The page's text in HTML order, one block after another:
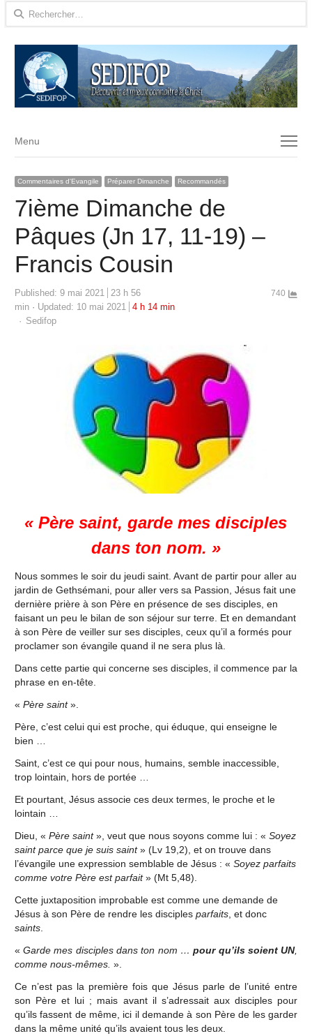
Rechercher :
Menu
Menu
Commentaires d'Evangile Préparer Dimanche Recommandés
7ième Dimanche de
Pâques (Jn 17, 11-19) –
Francis Cousin
Published: 9 mai 2021
23 h 56
min
Updated: 10 mai 2021
4 h 14 min
Author
Sedifop
740
« Père saint, garde mes disciples
dans ton nom. »
Nous sommes le soir du jeudi saint. Avant de partir pour aller au
jardin de Gethsémani, pour aller vers sa Passion, Jésus fait une
dernière prière à son Père en présence de ses disciples, en
faisant un peu le bilan de son séjour sur terre. Et en demandant
à son Père de veiller sur ses disciples, ceux qu’il a formés pour
proclamer son évangile quand il ne sera plus là.
Dans cette partie qui concerne ses disciples, il commence par la
phrase en en-tête.
« Père saint».
Père, c’est celui qui est proche, qui éduque, qui enseigne le
bien …
Saint, c’est ce qui pour nous, humains, semble inaccessible,
trop lointain, hors de portée …
Et pourtant, Jésus associe ces deux termes, le proche et le
lointain …
Dieu, « Père saint», veut que nous soyons comme lui : « Soyez
saint parce que je suis saint» (Lv 19,2), et on trouve dans
l’évangile une expression semblable de Jésus : « Soyez parfaits
comme votre Père est parfait» (Mt 5,48).
Cette juxtaposition improbable est comme une demande de
Jésus à son Père de rendre les disciples parfaits, et donc
saints.
«Garde mes disciples dans ton nom …pour qu’ils soient UN,
comme nous-mêmes. ».
Ce n’est pas la première fois que Jésus parle de l’unité entre
son Père et lui ; mais avant il s’adressait aux disciples pour
qu’ils fassent de même, ici il demande à son Père de les garder
dans la même unité qu’ils avaient tous les deux.